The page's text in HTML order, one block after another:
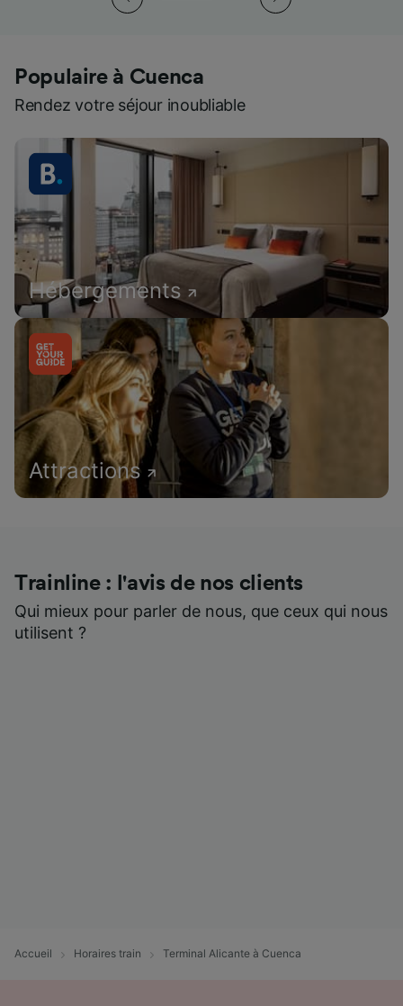
Populaire à Cuenca
Rendez votre séjour inoubliable
Hébergements
Attractions
Trainline : l'avis de nos clients
Qui mieux pour parler de nous, que ceux qui nous
utilisent ?
Accueil Horaires train Terminal Alicante à Cuenca